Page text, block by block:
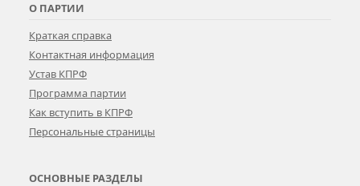
О ПАРТИИ
Краткая справка
Контактная информация
Устав КПРФ
Программа партии
Как вступить в КПРФ
Персональные страницы
ОСНОВНЫЕ РАЗДЕЛЫ